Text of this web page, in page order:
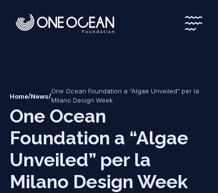
*
*
Home/News/
One Ocean Foundation a “Algae Unveiled” per la
Milano Design Week
One Ocean
Foundation a “Algae
Unveiled” per la
Milano Design Week